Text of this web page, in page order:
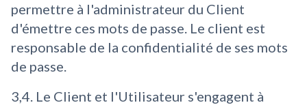
permettre à l'administrateur du Client
d'émettre ces mots de passe. Le client est
responsable de la confidentialité de ses mots
de passe.
3,4. Le Client et l'Utilisateur s'engagent à